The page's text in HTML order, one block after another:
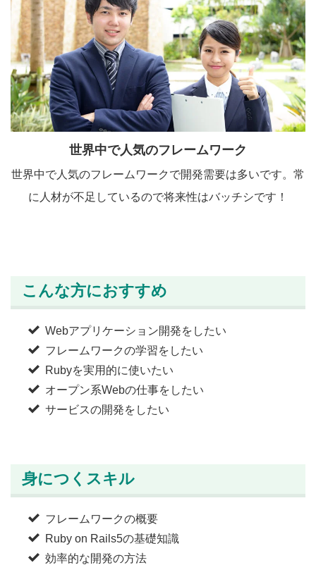
世界中で人気のフレームワーク
世界中で人気のフレームワークで開発需要は多いです。常
に人材が不足しているので将来性はバッチシです！
こんな方におすすめ
Webアプリケーション開発をしたい
フレームワークの学習をしたい
Rubyを実用的に使いたい
オープン系Webの仕事をしたい
サービスの開発をしたい
身につくスキル
フレームワークの概要
Ruby on Rails5の基礎知識
効率的な開発の方法